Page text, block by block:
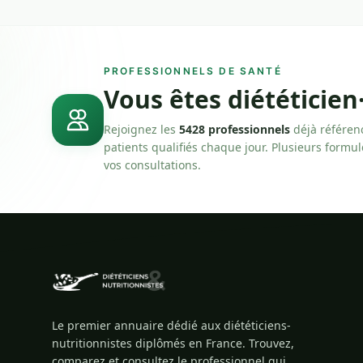
PROFESSIONNELS DE SANTÉ
Vous êtes
Rejoignez les 5428 professionnels déjà
patients qualifiés chaque jour. Plusieurs
vos consultations.
Le premier annuaire dédié aux diététiciens-
nutritionnistes diplômés en France. Trouvez,